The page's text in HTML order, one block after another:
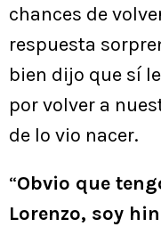
chances de
respuesta
bien dijo que sí
por volver a
de lo vio nacer.
“Obvio que
Lorenzo, soy